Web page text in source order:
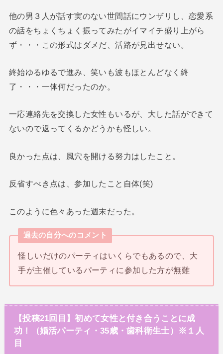
他の男３人が話す実のない世間話にウンザリし、恋愛系
の話をちょくちょく振ってみたがイマイチ盛り上がら
ず・・・この形式はダメだ、活路が見出せない。
終始ゆるゆるで進み、笑いも波もほとんどなく終
了・・・一体何だったのか。
一応連絡先を交換した女性もいるが、大した話ができて
ないので返ってくるかどうかも怪しい。
良かった点は、風穴を開ける努力はしたこと。
反省すべき点は、参加したこと自体(笑)
このように色々あった週末だった。
過去の自分へのコメント
怪しいだけのパーティはいくらでもあるので、大
手が主催しているパーティに参加した方が無難
【投稿21回目】初めて女性と付き合うことに成
功！（婚活パーティ・35歳・歯科衛生士）※１人
目